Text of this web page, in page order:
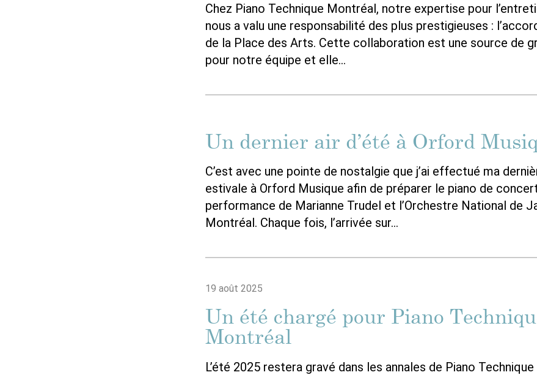
Chez Piano Technique Montréal, notre expertise pour
nous a valu une responsabilité des plus prestigieuses :
de la Place des Arts. Cette collaboration est une source de
pour notre équipe et elle…
Un dernier air d’été à Orford
C’est avec une pointe de nostalgie que j’ai effectué ma
estivale à Orford Musique afin de préparer le piano de
performance de Marianne Trudel et l’Orchestre National de
Montréal. Chaque fois, l’arrivée sur…
19 août 2025
Un été chargé pour Piano
Montréal
L’été 2025 restera gravé dans les annales de Piano